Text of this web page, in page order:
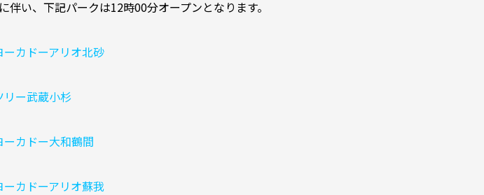
い、下記パークは12時00分オープンとなります。
カドーアリオ北砂
ー武蔵小杉
カドー大和鶴間
カドーアリオ蘇我